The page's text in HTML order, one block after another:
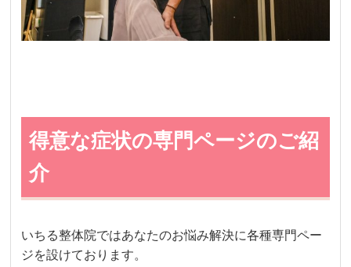
得意な症状の専門ページのご紹
介
いちる整体院ではあなたのお悩み解決に各種専門ペー
ジを設けております。